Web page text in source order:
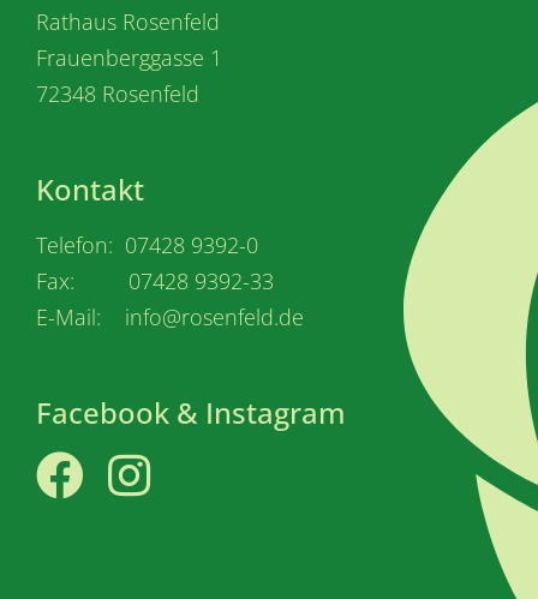
Rathaus Rosenfeld
Frauenberggasse 1
72348 Rosenfeld
Kontakt
Telefon: 07428 9392-0
Fax: 07428 9392-33
E-Mail: info@rosenfeld.de
Facebook & Instagram